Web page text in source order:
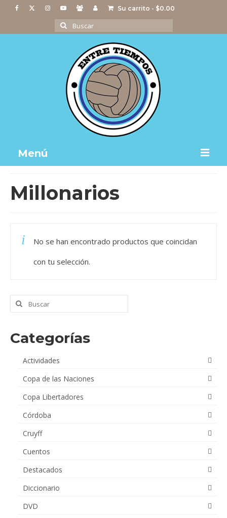
Su carrito - $0.00
Buscar
por:
Menú
Actividades
Videos
Tienda
Millonarios
No se han encontrado productos que coincidan
con tu selección.
Buscar
por:
Categorías
Actividades
Copa de las Naciones
Copa Libertadores
Córdoba
Cruyff
Cuentos
Destacados
Diccionario
DVD